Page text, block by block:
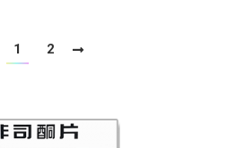
1 2